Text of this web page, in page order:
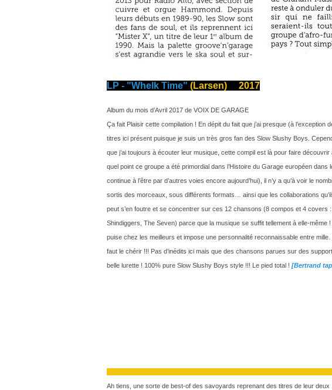
LP - "Whelk Time" (Larsen) 2017
Album du mois d’Avril 2017 de VOIX DE GARAGE
Ça fait Plaisir cette compilation ! En dépit du fait que j’ai presque (à l’exception
titres ici présent puisque je suis un très gros fan des Slow Slushy Boys.
que j’ai toujours à écouter leur musique, cette compil est là pour faire
quel point ce groupe a été primordial dans l’Histoire du Garage européen dans
continue à l’être par d’autres voies encore aujourd’hui), il n’y a qu’à voir le
sortis des morceaux, sous différents formats… ainsi que les collaborations
peut s’en foutre et se concentrer sur ces 12 chansons (8 compos et 4 covers :
Shindiggers, The Seven) parce que la musique se suffit tellement à elle-même
puise chez les meilleurs et impose une personnalité reconnaissable entre mille.
faut le chérir !!! Pas d’inédits ici mais que des chansons parues sur des
belle lurette ! 100% pure Slow Slushy Boys style !!! Le pied total ! [Bertrand
Ah tiens, une sorte de best-of des savoyards reprenant des titres de leur